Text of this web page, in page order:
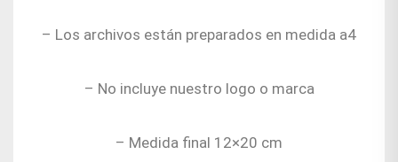
– Los archivos están preparados en medida a4
– No incluye nuestro logo o marca
– Medida final 12×20 cm